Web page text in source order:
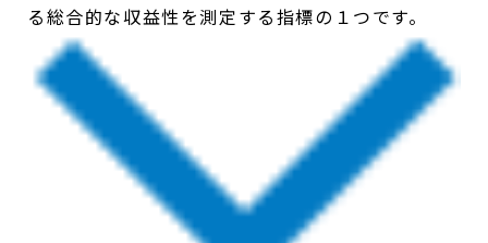
る総合的な収益性を測定する指標の１つです。